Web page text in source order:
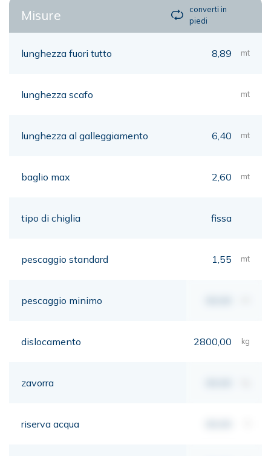
Misure
converti in
piedi
lunghezza fuori tutto 8,89 mt
lunghezza scafo mt
lunghezza al galleggiamento 6,40 mt
baglio max 2,60 mt
tipo di chiglia fissa
pescaggio standard 1,55 mt
pescaggio minimo
dislocamento 2800,00 kg
zavorra
riserva acqua